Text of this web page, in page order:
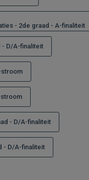
- 2de graad - A-finaliteit
- D/A-finaliteit
stroom
- D/A-finaliteit
- D/A-finaliteit